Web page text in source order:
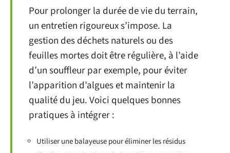
Pour prolonger la durée de vie du terrain,
un entretien rigoureux s’impose. La
gestion des déchets naturels ou des
feuilles mortes doit être régulière, à l’aide
d’un souffleur par exemple, pour éviter
l’apparition d’algues et maintenir la
qualité du jeu. Voici quelques bonnes
pratiques à intégrer :
Utiliser une balayeuse pour éliminer les résidus